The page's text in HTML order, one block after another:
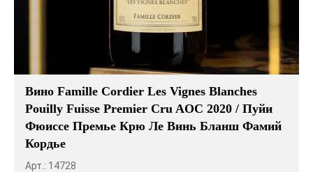
Вино Famille Cordier Les Vignes Blanches
Pouilly Fuisse Premier Cru AOC 2020 / Пуйи
Фюиссе Премье Крю Ле Винь Бланш Фамий
Кордье
Арт.: 14728